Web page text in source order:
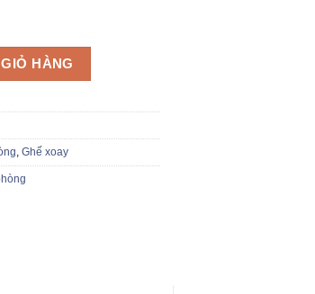
HÀNG
, Ghế xoay